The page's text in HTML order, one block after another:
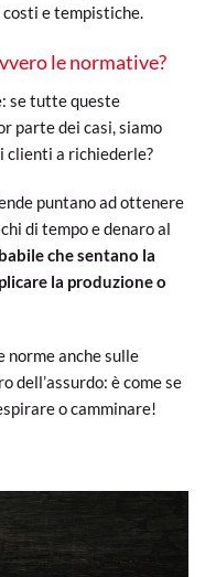
e tempistiche.
le normative?
se tutte queste
parte dei casi, siamo
clienti a richiederle?
puntano ad ottenere
di tempo e denaro al
che sentano la
la produzione o
norme anche sulle
dell’assurdo: è come se
o camminare!